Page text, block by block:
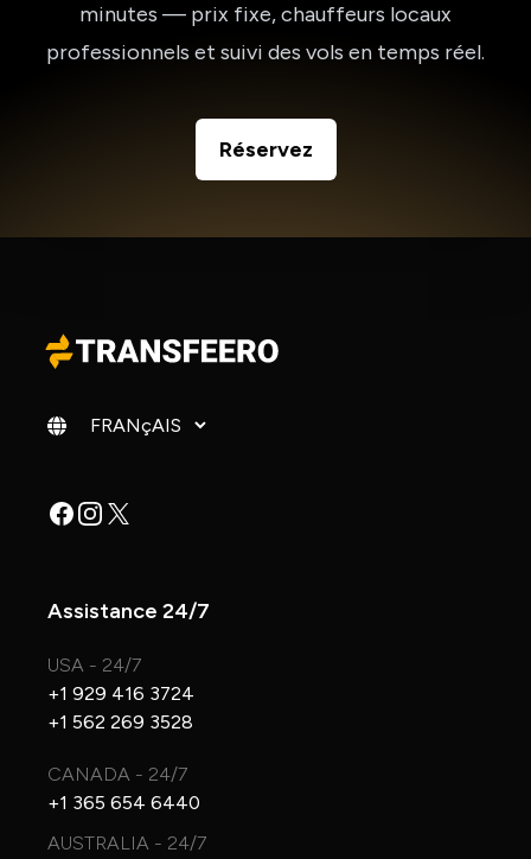
minutes — prix fixe, chauffeurs locaux
professionnels et suivi des vols en temps réel.
Réservez
Changer de langue
Facebook
Instagram
X
Assistance 24/7
USA - 24/7
+1 929 416 3724
+1 562 269 3528
CANADA - 24/7
+1 365 654 6440
AUSTRALIA - 24/7